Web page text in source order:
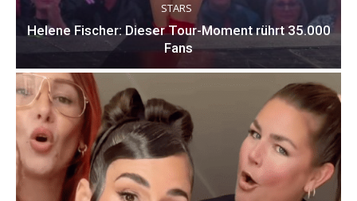
STARS
Helene Fischer: Dieser Tour-Moment rührt 35.000
Fans